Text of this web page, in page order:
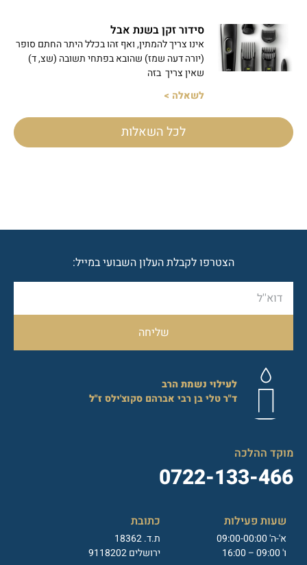
סידור זקן בשנת אבל
אינו צריך להמתין, ואף זהו בכלל היתר החתם סופר
(יורה דעה שמז) שהובא בפתחי תשובה (שצ, ד)
שאין צריך בזה
לשאלה >
לכל השאלות
הצטרפו לקבלת העלון השבועי במייל:
שליחה
לעילוי נשמת הרב
ד"רטלי בן רבי אברהם סקוצ'ילסז"ל
מוקד ההלכה
0722-133-466
שעות פעילות
א'-ה' 09:00-00:00
ו' 09:00 – 16:00
כתובת
ת.ד. 18362
ירושלים 9118202